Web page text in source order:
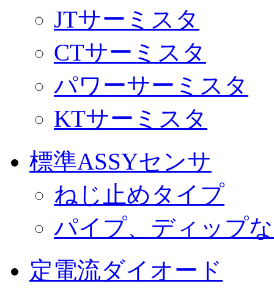
JTサーミスタ
CTサーミスタ
パワーサーミスタ
KTサーミスタ
標準ASSYセンサ
ねじ止めタイプ
パイプ、ディップ
定電流ダイオード